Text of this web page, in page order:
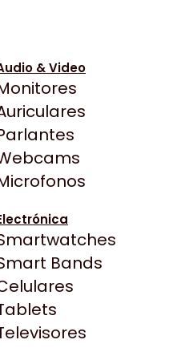
& Video
Bands
7500
de Max Tecno